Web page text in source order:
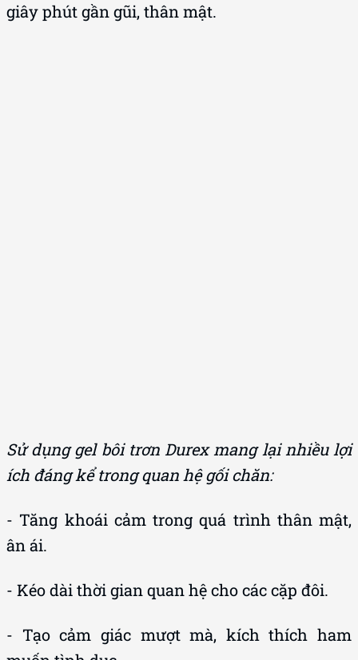
giây phút gần gũi, thân mật.
Sử dụng gel bôi trơn Durex mang lại nhiều lợi
ích đáng kể trong quan hệ gối chăn:
- Tăng khoái cảm trong quá trình thân mật,
ân ái.
- Kéo dài thời gian quan hệ cho các cặp đôi.
- Tạo cảm giác mượt mà, kích thích ham